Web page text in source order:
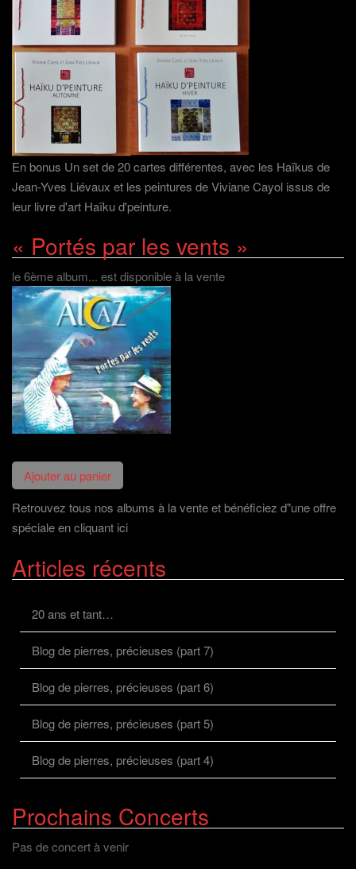
En bonus Un set de 20 cartes différentes, avec les Haïkus de
Jean-Yves Liévaux et les peintures de Viviane Cayol issus de
leur livre d'art Haïku d'peinture.
« Portés par les vents »
le 6ème album... est disponible à la vente
Retrouvez tous nos albums à la vente et bénéficiez d"une offre
spéciale en cliquant ici
Articles récents
20 ans et tant…
Blog de pierres, précieuses (part 7)
Blog de pierres, précieuses (part 6)
Blog de pierres, précieuses (part 5)
Blog de pierres, précieuses (part 4)
Prochains Concerts
Pas de concert à venir